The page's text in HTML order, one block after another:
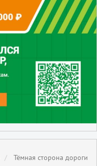
Тёмная сторона дороги